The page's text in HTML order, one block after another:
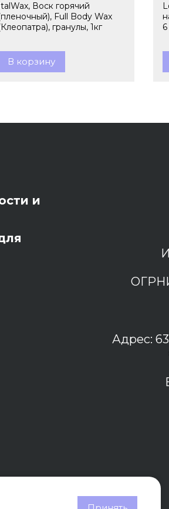
Воск горячий
Full Body Wax
гранулы, 1кг
В корзину
и
Адрес: